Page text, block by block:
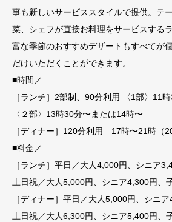
事も新しいサービススタイルで提供。テ
菜、シェフが直接お料理をサービスする
富な季節のおすすめデザートもすべてが
だけいただくことができます。
■時間／
［ランチ］2部制、90分利用 〈1部〉11
〈２部〉13時30分〜または14時〜
［ディナー］120分利用 17時〜21時（
■料金／
［ランチ］平日／大人4,000円、シニア
土日祝／大人5,000円、シニア4,300円、
［ディナー］平日／大人5,000円、シニ
土日祝／大人6,300円、シニア5,400円、